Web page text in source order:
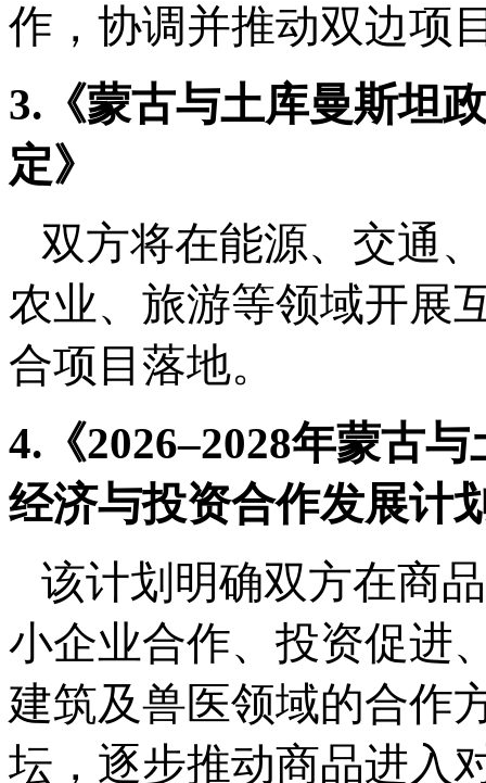
作，协调并推动双边项
3.《蒙古与土库曼斯坦
定》
双方将在能源、交通
农业、旅游等领域开展
合项目落地。
4.《2026–2028年蒙古
经济与投资合作发展计
该计划明确双方在商
小企业合作、投资促进
建筑及兽医领域的合作
坛，逐步推动商品进入